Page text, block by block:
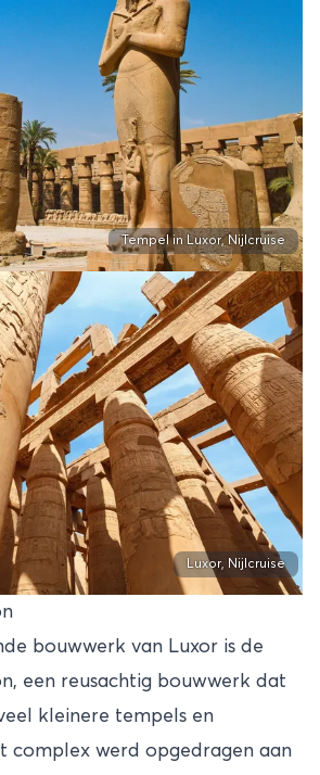
Tempel in Luxor, Nijlcruise
Luxor, Nijlcruise
bouwwerk van Luxor is de
een reusachtig bouwwerk dat
kleinere tempels en
complex werd opgedragen aan